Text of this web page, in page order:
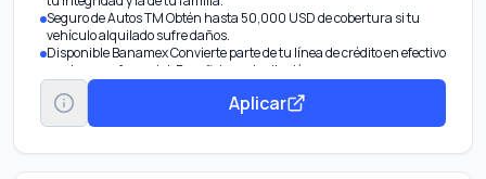
Seguro de Autos TM Obtén hasta 50,000 USD de cobertura si tu
vehículo alquilado sufre daños.
Disponible Banamex Convierte parte de tu línea de crédito en efectivo
con tasa preferencial. Beneficio por invitación.
Pagos Fijos Banamex® Parcializa tus compras o saldo.
Transfiere tu deuda De otros bancos con tasa de interés
preferencial.
historial.
Aplicar